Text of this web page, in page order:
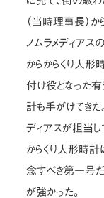
（当時理事長）か
ノムラメディア
からからくり人形
付け役となった有
計も手がけてきた
ディアスが担当し
からくり人形時
念すべき第一号だ
が強かった。